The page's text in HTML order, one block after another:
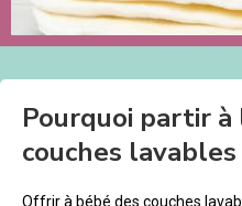
Pourquoi partir à
couches lavables
Offrir à bébé des couches